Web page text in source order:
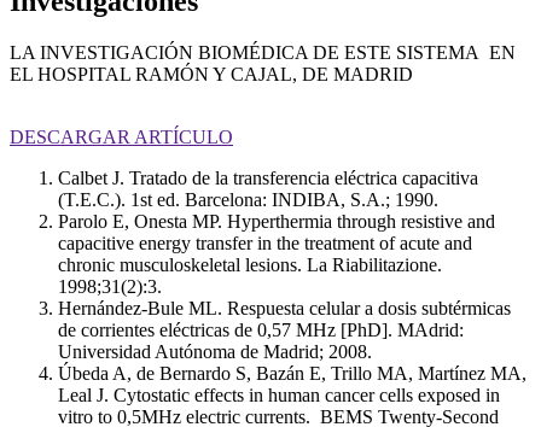
LA INVESTIGACIÓN BIOMÉDICA DE ESTE SISTEMA EN
EL HOSPITAL RAMÓN Y CAJAL, DE MADRID
DESCARGAR ARTÍCULO
Calbet J. Tratado de la transferencia eléctrica capacitiva
(T.E.C.). 1st ed. Barcelona: INDIBA, S.A.; 1990.
Parolo E, Onesta MP. Hyperthermia through resistive and
capacitive energy transfer in the treatment of acute and
chronic musculoskeletal lesions. La Riabilitazione.
1998;31(2):3.
Hernández-Bule ML. Respuesta celular a dosis subtérmicas
de corrientes eléctricas de 0,57 MHz [PhD]. MAdrid:
Universidad Autónoma de Madrid; 2008.
Úbeda A, de Bernardo S, Bazán E, Trillo MA, Martínez MA,
Leal J. Cytostatic effects in human cancer cells exposed in
vitro to 0,5MHz electric currents. BEMS Twenty-Second